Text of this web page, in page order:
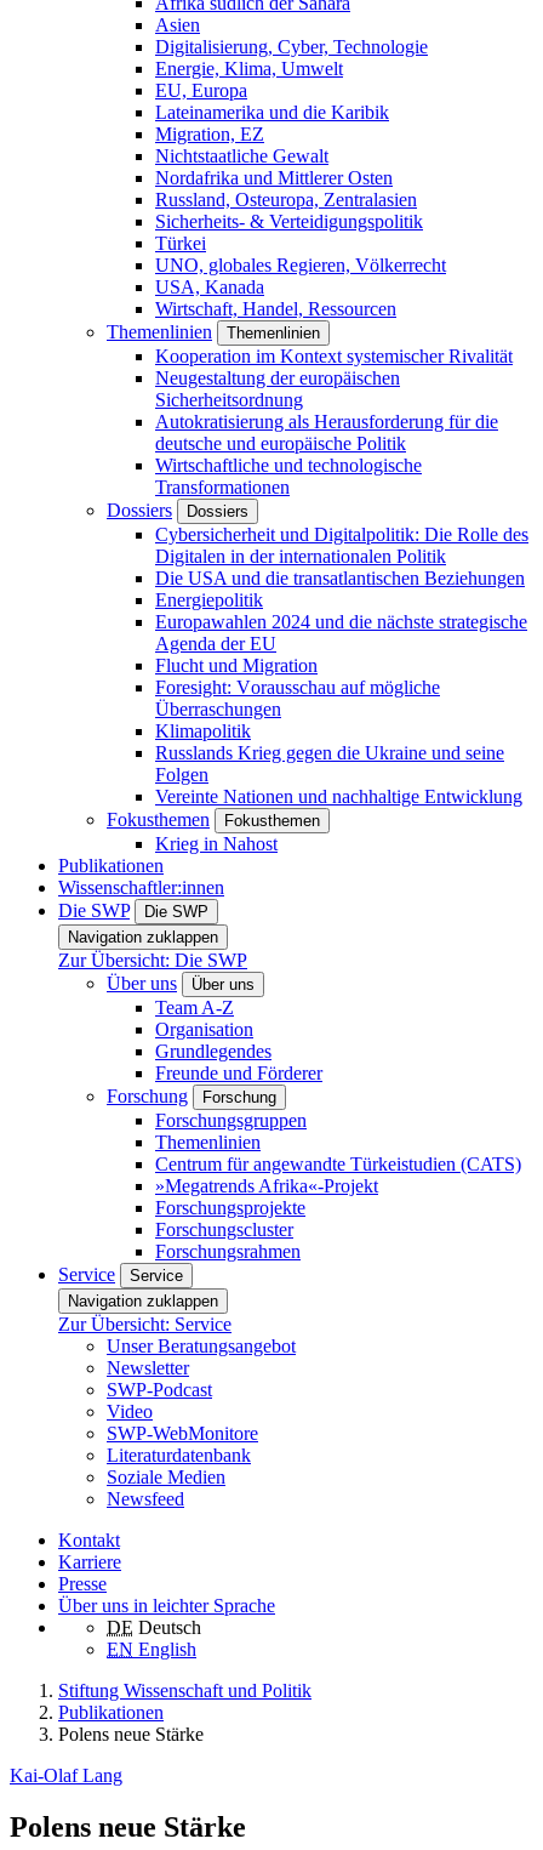
Asien
Digitalisierung, Cyber, Technologie
Energie, Klima, Umwelt
EU, Europa
Lateinamerika und die Karibik
Migration, EZ
Nichtstaatliche Gewalt
Nordafrika und Mittlerer Osten
Russland, Osteuropa, Zentralasien
Sicherheits- & Verteidigungspolitik
Türkei
UNO, globales Regieren, Völkerrecht
USA, Kanada
Wirtschaft, Handel, Ressourcen
Themenlinien
Themenlinien
Kooperation im Kontext systemischer Rivalität
Neugestaltung der europäischen
Sicherheitsordnung
Autokratisierung als Herausforderung für die
deutsche und europäische Politik
Wirtschaftliche und technologische
Transformationen
Dossiers
Dossiers
Cybersicherheit und Digitalpolitik: Die Rolle des
Digitalen in der internationalen Politik
Die USA und die transatlantischen Beziehungen
Energiepolitik
Europawahlen 2024 und die nächste strategische
Agenda der EU
Flucht und Migration
Foresight: Vorausschau auf mögliche
Überraschungen
Klimapolitik
Russlands Krieg gegen die Ukraine und seine
Folgen
Vereinte Nationen und nachhaltige Entwicklung
Fokusthemen
Fokusthemen
Krieg in Nahost
Publikationen
Wissenschaftler:innen
Die SWP
Die SWP
Navigation zuklappen
Zur Übersicht: Die SWP
Über uns
Über uns
Team A-Z
Organisation
Grundlegendes
Freunde und Förderer
Forschung
Forschung
Forschungsgruppen
Themenlinien
Centrum für angewandte Türkeistudien (CATS)
»Megatrends Afrika«-Projekt
Forschungsprojekte
Forschungscluster
Forschungsrahmen
Service
Service
Navigation zuklappen
Zur Übersicht: Service
Unser Beratungsangebot
Newsletter
SWP-Podcast
Video
SWP-WebMonitore
Literaturdatenbank
Soziale Medien
Newsfeed
Kontakt
Karriere
Presse
Über uns in leichter Sprache
DE Deutsch
EN English
Stiftung Wissenschaft und Politik
Publikationen
Polens neue Stärke
Kai-Olaf Lang
Polens neue Stärke